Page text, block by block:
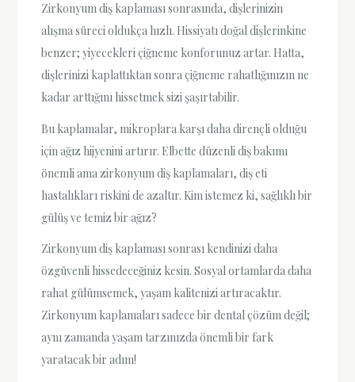
Zirkonyum diş kaplaması sonrasında, dişlerinizin
alışma süreci oldukça hızlı. Hissiyatı doğal dişlerinkine
benzer; yiyecekleri çiğneme konforunuz artar. Hatta,
dişlerinizi kaplattıktan sonra çiğneme rahatlığınızın ne
kadar arttığını hissetmek sizi şaşırtabilir.
Bu kaplamalar, mikroplara karşı daha dirençli olduğu
için ağız hijyenini artırır. Elbette düzenli diş bakımı
önemli ama zirkonyum diş kaplamaları, diş eti
hastalıkları riskini de azaltır. Kim istemez ki, sağlıklı bir
gülüş ve temiz bir ağız?
Zirkonyum diş kaplaması sonrası kendinizi daha
özgüvenli hissedeceğiniz kesin. Sosyal ortamlarda daha
rahat gülümsemek, yaşam kalitenizi artıracaktır.
Zirkonyum kaplamaları sadece bir dental çözüm değil;
aynı zamanda yaşam tarzınızda önemli bir fark
yaratacak bir adım!